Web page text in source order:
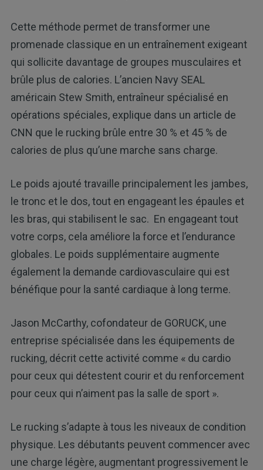
Cette méthode permet de transformer une
promenade classique en un entraînement exigeant
qui sollicite davantage de groupes musculaires et
brûle plus de calories. L’ancien Navy SEAL
américain Stew Smith, entraîneur spécialisé en
opérations spéciales, explique dans un article de
CNN que le rucking brûle entre 30 % et 45 % de
calories de plus qu’une marche sans charge.
Le poids ajouté travaille principalement les jambes,
le tronc et le dos, tout en engageant les épaules et
les bras, qui stabilisent le sac. En engageant tout
votre corps, cela améliore la force et l’endurance
globales. Le poids supplémentaire augmente
également la demande cardiovasculaire qui est
bénéfique pour la santé cardiaque à long terme.
Jason McCarthy, cofondateur de GORUCK, une
entreprise spécialisée dans les équipements de
rucking, décrit cette activité comme « du cardio
pour ceux qui détestent courir et du renforcement
pour ceux qui n’aiment pas la salle de sport ».
Le rucking s’adapte à tous les niveaux de condition
physique. Les débutants peuvent commencer avec
une charge légère, augmentant progressivement le